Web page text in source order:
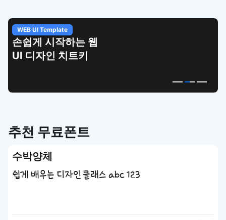
WEB UI Template
손쉽게 시작하는 웹
UI 디자인 치트키
추천 무료폰트
수박양체
쉽게 배우는 디자인 클래스 abc 123